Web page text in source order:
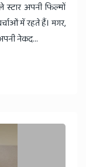
स्टार अपनी फिल्मों
में रहते हैं। मगर,
नेकद...